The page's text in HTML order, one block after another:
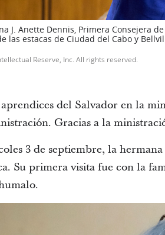
J. Anette Dennis, Primera Consejera
las estacas de Ciudad del Cabo y
Reserve, Inc. All rights reserved.
aprendices del Salvador en la
Gracias a la
3 de septiembre, la
Su primera visita fue con la